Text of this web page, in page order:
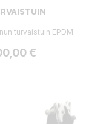
turvaistuin EPDM
€